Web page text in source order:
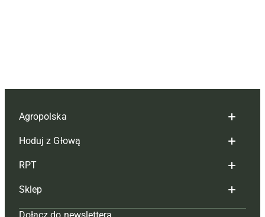
Agropolska
Redakcja
Reklama
Tagi
Hoduj z Głową
Hoduj z głową bydło
Hoduj z głową świnie
RPT
Redakcja
Sklep